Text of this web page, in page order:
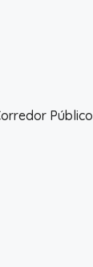
Público